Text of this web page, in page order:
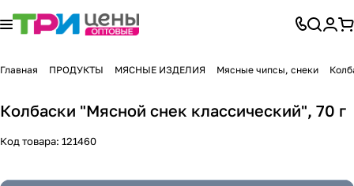
Главная ПРОДУКТЫ МЯСНЫЕ ИЗДЕЛИЯ Мясные чипсы, снеки
Колбаски "Мясной снек классический", 70 г
Код товара: 121460